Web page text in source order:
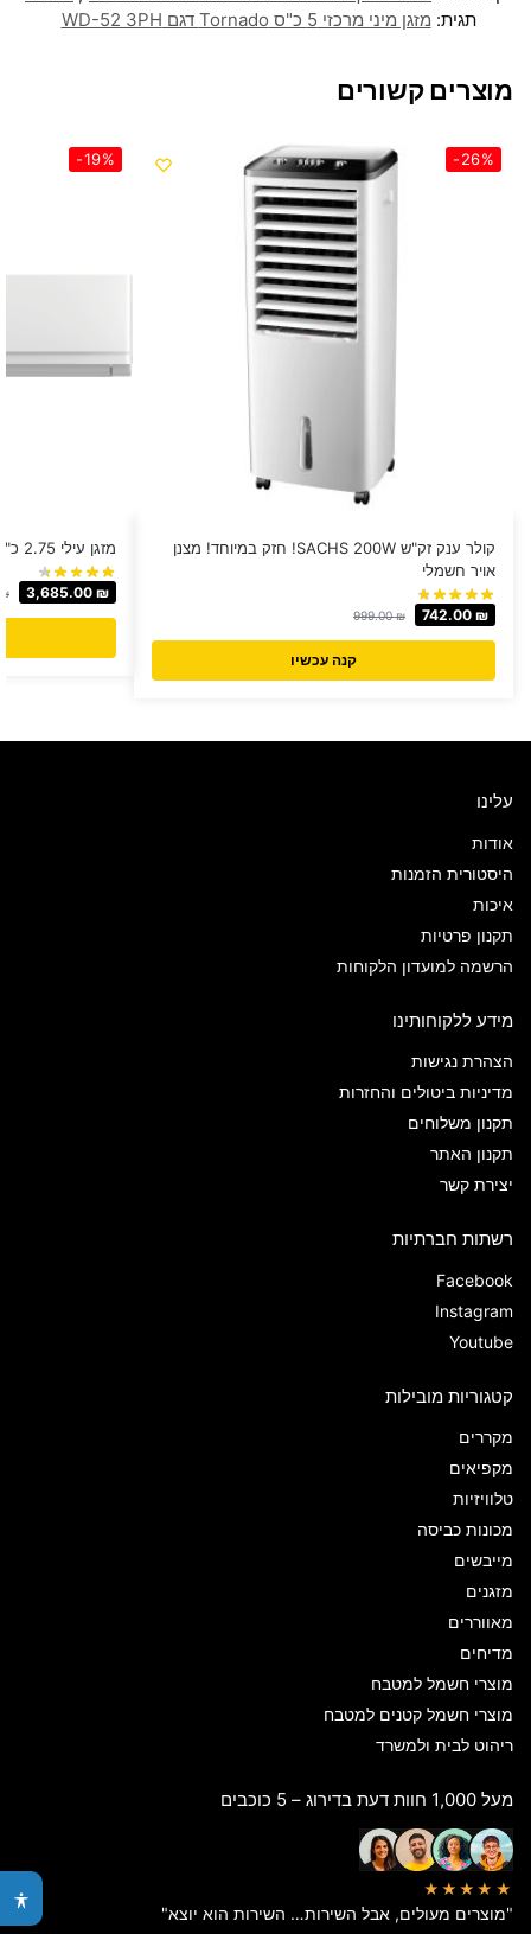
תגית: מזגן מיני מרכזי 5 כ"ס Tornado דגם WD-52 3PH
מוצרים קשורים
-26%
קולר ענק זק"ש SACHS 200W! חזק במיוחד! מצנן
אויר חשמלי
999.00₪ 742.00 ₪
קנה עכשיו
-19%
מזגן עילי 2.75 כ"ס Tornado דגם MASTER 30X
₪ 3,685.00 ₪
עלינו
אודות
היסטורית הזמנות
איכות
תקנון פרטיות
הרשמה למועדון הלקוחות
מידע ללקוחותינו
הצהרת נגישות
מדיניות ביטולים והחזרות
תקנון משלוחים
תקנון האתר
יצירת קשר
רשתות חברתיות
Facebook
Instagram
Youtube
קטגוריות מובילות
מקררים
מקפיאים
טלוויזיות
מכונות כביסה
מייבשים
מזגנים
מאווררים
מדיחים
מוצרי חשמל למטבח
מוצרי חשמל קטנים למטבח
ריהוט לבית ולמשרד
מעל 1,000 חוות דעת בדירוג – 5 כוכבים
★★★★★
"מוצרים מעולים, אבל השירות… השירות הוא יוצא"